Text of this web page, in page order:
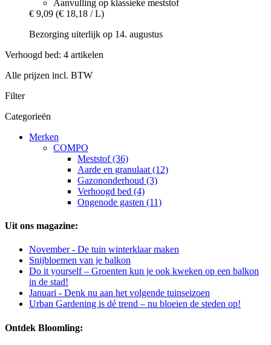
Aanvulling op klassieke meststof
€ 9,09 (€ 18,18 / L)
Bezorging uiterlijk op 14. augustus
Verhoogd bed: 4 artikelen
Alle prijzen incl. BTW
Filter
Categorieën
Merken
COMPO
Meststof (36)
Aarde en granulaat (12)
Gazononderhoud (3)
Verhoogd bed (4)
Ongenode gasten (11)
Uit ons magazine:
November - De tuin winterklaar maken
Snijbloemen van je balkon
Do it yourself – Groenten kun je ook kweken op een balkon
in de stad!
Januari - Denk nu aan het volgende tuinseizoen
Urban Gardening is dé trend – nu bloeien de steden op!
Ontdek Bloomling: